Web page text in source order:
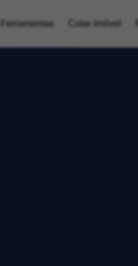
Ferramentas Cotar Imóvel